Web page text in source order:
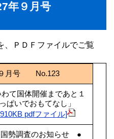
27年９月号
、ＰＤＦファイルでご覧
月号 No.123
て国体開催まであと１
ぱいでおもてなし」
pdfファイル]
勢調査のお知らせ ●